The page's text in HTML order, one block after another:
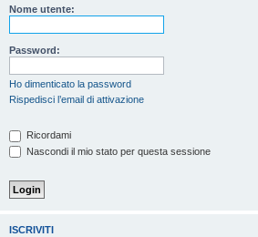
Nome utente:
Password:
Ho dimenticato la password
Rispedisci l’email di attivazione
Ricordami
Nascondi il mio stato per questa sessione
ISCRIVITI